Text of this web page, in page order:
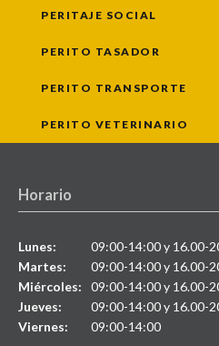
PERITAJE SOCIAL
PERITO TASADOR
PERITO TRANSPORTE
PERITO VETERINARIO
Horario
Lunes:
09:00-14:00 y 16.00-
Martes:
09:00-14:00 y 16.00-
Miércoles:
09:00-14:00 y 16.00-
Jueves:
09:00-14:00 y 16.00-
Viernes:
09:00-14:00